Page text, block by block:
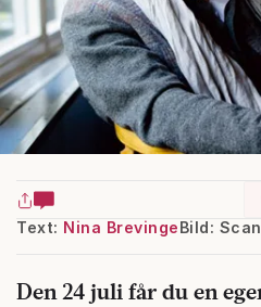
Text: Nina BrevingeBild:
Den 24 juli får du en